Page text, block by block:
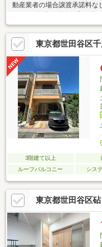
動産業者の場合譲渡承諾料な
グハウジングでは、平日、休
催しておりますので、お気軽
のご条件、ご状況に適した住
せていただきます。※金利に
東京都世田谷区
3階建て以上
ルーフバルコニー
シス
東京都世田谷区